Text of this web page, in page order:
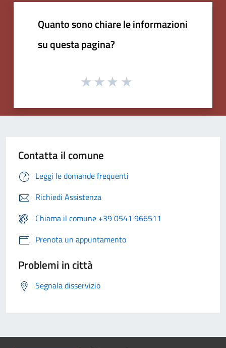
Quanto sono chiare le informazioni
su questa pagina?
Contatta il comune
Leggi le domande frequenti
Richiedi Assistenza
Chiama il comune +39 0541 966511
Prenota un appuntamento
Problemi in città
Segnala disservizio